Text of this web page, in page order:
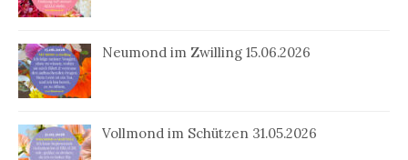
Neumond im Zwilling 15.06.2026
Vollmond im Schützen 31.05.2026